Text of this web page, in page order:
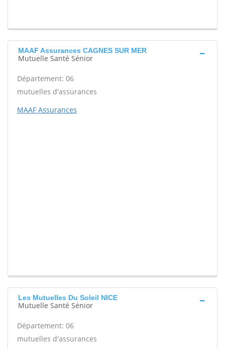
MAAF Assurances CAGNES SUR MER
Mutuelle Santé Sénior
Département: 06
mutuelles d'assurances
MAAF Assurances
Les Mutuelles Du Soleil NICE
Mutuelle Santé Sénior
Département: 06
mutuelles d'assurances